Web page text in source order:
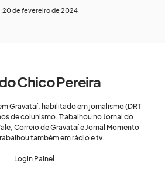
20 de fevereiro de 2024
Chico Pereira
Gravataí, habilitado em jornalismo (DRT
de colunismo. Trabalhou no Jornal do
Correio de Gravataí e Jornal Momento
também em rádio e tv.
Login Painel